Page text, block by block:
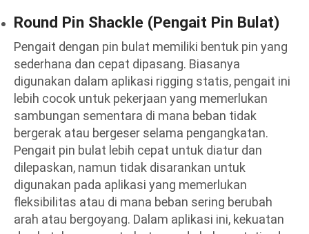
Round Pin Shackle (Pengait Pin Bulat)
Pengait dengan pin bulat memiliki bentuk pin yang
sederhana dan cepat dipasang. Biasanya
digunakan dalam aplikasi rigging statis, pengait ini
lebih cocok untuk pekerjaan yang memerlukan
sambungan sementara di mana beban tidak
bergerak atau bergeser selama pengangkatan.
Pengait pin bulat lebih cepat untuk diatur dan
dilepaskan, namun tidak disarankan untuk
digunakan pada aplikasi yang memerlukan
fleksibilitas atau di mana beban sering berubah
arah atau bergoyang. Dalam aplikasi ini, kekuatan